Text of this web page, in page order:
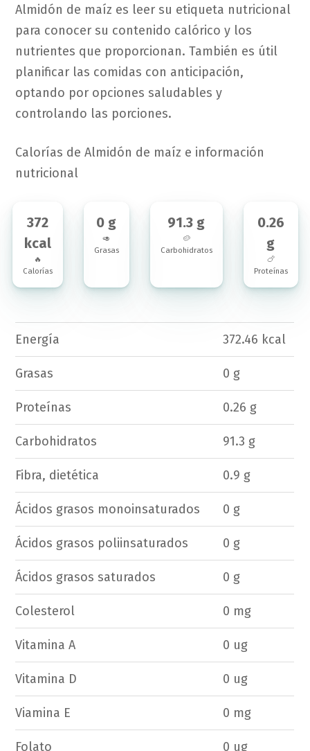
Almidón de maíz es leer su etiqueta nutricional
para conocer su contenido calórico y los
nutrientes que proporcionan. También es útil
planificar las comidas con anticipación,
optando por opciones saludables y
controlando las porciones.
Calorías de Almidón de maíz e información
nutricional
372
kcal
🔥
Calorías
0 g
🥑
Grasas
91.3 g
🥔
Carbohidratos
0.26
g
🍗
Proteínas
Energía 372.46 kcal
Grasas 0 g
Proteínas 0.26 g
Carbohidratos 91.3 g
Fibra, dietética 0.9 g
Ácidos grasos monoinsaturados 0 g
Ácidos grasos poliinsaturados 0 g
Ácidos grasos saturados 0 g
Colesterol 0 mg
Vitamina A 0 ug
Vitamina D 0 ug
Viamina E 0 mg
Folato 0 ug